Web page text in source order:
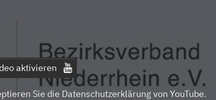
aktivieren
Sie die Datenschutzerklärung von YouTube.